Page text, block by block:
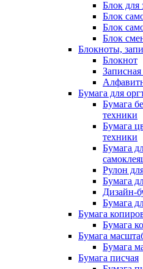
Блок для
Блок
Блок
Блок
Блокноты,
Блокнот
Бумага для
Бумага
техники
Бумага
техники
Бумага
Рулон
Бумага
Дизайн-
Бумага
Бумага
Бумага
Бумага
Бумага
Бумага писчая